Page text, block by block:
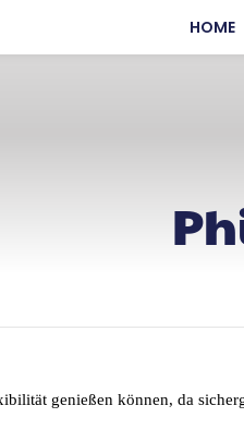
HOME
genießen können, da